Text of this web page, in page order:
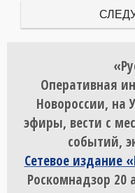
Оперативная
Новороссии, на
эфиры, вести с
событий,
Сетевое издание
Роскомнадзор 20